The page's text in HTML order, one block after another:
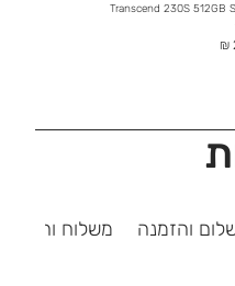
והזמנה משלוח